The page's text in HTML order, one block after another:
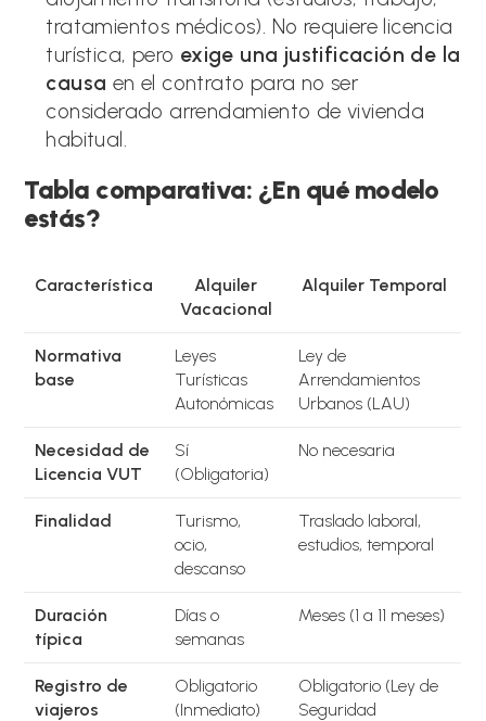
tratamientos médicos). No requiere licencia
turística, pero exige una justificación de la
causa en el contrato para no ser
considerado arrendamiento de vivienda
habitual.
Tabla comparativa: ¿En qué modelo
estás?
Característica
Alquiler
Vacacional
Alquiler Temporal
Normativa
base
Leyes
Turísticas
Autonómicas
Ley de
Arrendamientos
Urbanos (LAU)
Necesidad de
Licencia VUT
Sí
(Obligatoria)
No necesaria
Finalidad
Turismo,
ocio,
descanso
Traslado laboral,
estudios, temporal
Duración
típica
Días o
semanas
Meses (1 a 11 meses)
Registro de
viajeros
Obligatorio
(Inmediato)
Obligatorio (Ley de
Seguridad